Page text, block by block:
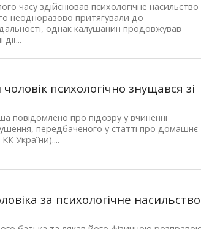
часу здійснював психологічне насильство
неодноразово притягували до
однак калушанин продовжував
психологічно знущався зі
повідомлено про підозру у вчиненні
передбаченого у статті про домашнє
України)....
за психологічне насильство